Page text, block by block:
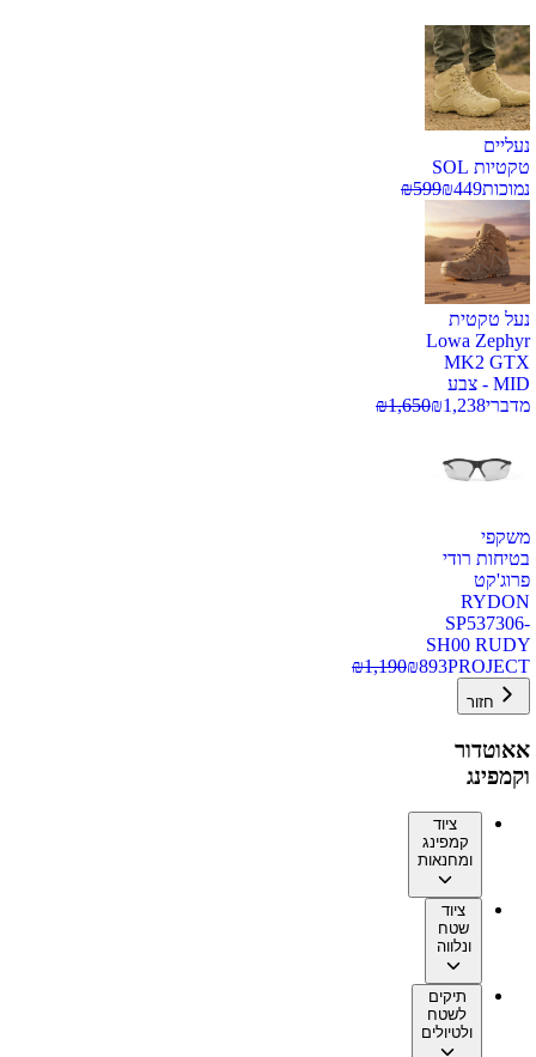
נעליים
טקטיות SOL
נמוכות
₪449
₪599
נעל טקטית
Lowa Zephyr
MK2 GTX
MID - צבע
מדברי
₪1,238
₪1,650
משקפי
בטיחות רודי
פרוג'קט
RYDON
SP537306-
SH00 RUDY
PROJECT
₪893
₪1,190
חזור
אאוטדור
וקמפינג
ציוד
קמפינג
ומחנאות
ציוד
שטח
ונלווה
תיקים
לשטח
ולטיולים